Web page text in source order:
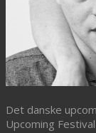
Det danske
Upcoming Festival